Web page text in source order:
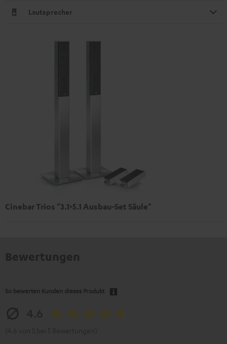
Lautsprecher
Cinebar Trios "3.1>5.1 Ausbau-Set Säule"
So bewerten Kunden dieses Produkt